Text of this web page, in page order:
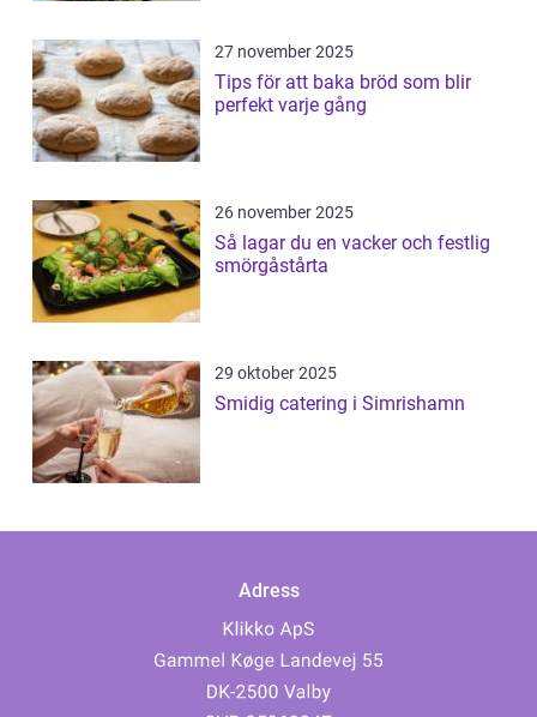
27 november 2025
Tips för att baka bröd som blir
perfekt varje gång
26 november 2025
Så lagar du en vacker och festlig
smörgåstårta
29 oktober 2025
Smidig catering i Simrishamn
Adress